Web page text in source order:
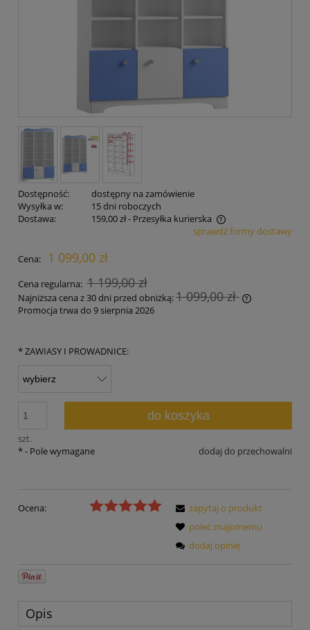
Dostępność:
dostępny na zamówienie
Wysyłka w:
15 dni roboczych
Dostawa:
159,00 zł- Przesyłka kurierska
Cena nie zawiera ewentualnych kosztów płatnościsprawdź formy dostawy
Cena: 1 099,00 zł
Cena regularna: 1 199,00 zł
Najniższa cena z 30 dni przed obniżką:1 099,00 zł
Promocja trwa do 9 sierpnia 2026
*ZAWIASY I PROWADNICE:
szt.
do koszyka
dodaj do przechowalni
*- Pole wymagane
Ocena:
zapytaj o produkt
poleć znajomemu
dodaj opinię
Opis